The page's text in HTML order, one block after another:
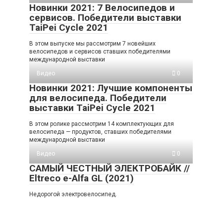
Новинки 2021: 7 Велосипедов и
сервисов. Победители выставки
TaiPei Cycle 2021
В этом выпуске мы рассмотрим 7 новейших
велосипедов и сервисов ставших победителями
международной выставки
Видео
0
Новинки 2021: Лучшие компоненты
для велосипеда. Победители
выставки TaiPei Cycle 2021
В этом ролике рассмотрим 14 комплектующих для
велосипеда — продуктов, ставших победителями
международной выставки
Видео
0
САМЫЙ ЧЕСТНЫЙ ЭЛЕКТРОБАЙК //
Eltreco e-Alfa GL (2021)
Недорогой электровелосипед.